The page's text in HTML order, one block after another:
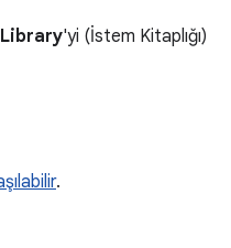
Library'yi (İstem Kitaplığı)
.